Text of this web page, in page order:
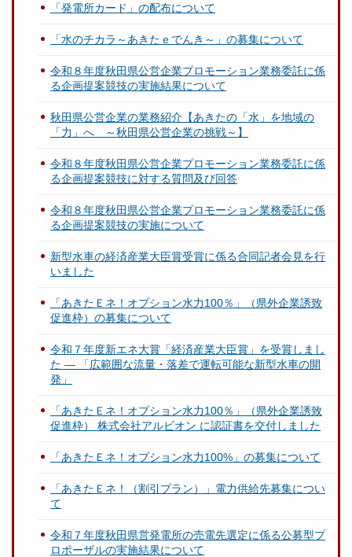
「発電所カード」の配布について
「水のチカラ～あきたｅでんき～」の募集について
令和８年度秋田県公営企業プロモーション業務委託に係
る企画提案競技の実施結果について
秋田県公営企業の業務紹介【あきたの「水」を地域の
「力」へ ～秋田県公営企業の挑戦～】
令和８年度秋田県公営企業プロモーション業務委託に係
る企画提案競技に対する質問及び回答
令和８年度秋田県公営企業プロモーション業務委託に係
る企画提案競技の実施について
新型水車の経済産業大臣賞受賞に係る合同記者会見を行
いました
「あきたＥネ！オプション水力100％」（県外企業誘致
促進枠）の募集について
令和７年度新エネ大賞「経済産業大臣賞」を受賞しまし
た ― 「広範囲な流量・落差で運転可能な新型水車の開
発」
「あきたＥネ！オプション水力100％」（県外企業誘致
促進枠） 株式会社アルビオン に認証書を交付しました
「あきたＥネ！オプション水力100%」の募集について
「あきたＥネ！（割引プラン）」電力供給先募集につい
て
令和７年度秋田県営発電所の売電先選定に係る公募型プ
ロポーザルの実施結果について